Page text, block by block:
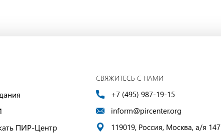
ПИР-Центр
СВЯЖИТЕСЬ С НАМИ
+7 (495) 987-19-15
inform@pircenter.org
119019, Россия, Москва, а/я 147